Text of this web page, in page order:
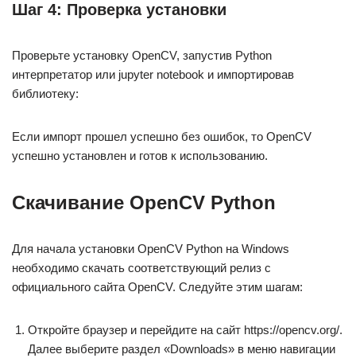
Шаг 4: Проверка установки
Проверьте установку OpenCV, запустив Python
интерпретатор или jupyter notebook и импортировав
библиотеку:
Если импорт прошел успешно без ошибок, то OpenCV
успешно установлен и готов к использованию.
Скачивание OpenCV Python
Для начала установки OpenCV Python на Windows
необходимо скачать соответствующий релиз с
официального сайта OpenCV. Следуйте этим шагам:
Откройте браузер и перейдите на сайт https://opencv.org/.
Далее выберите раздел «Downloads» в меню навигации